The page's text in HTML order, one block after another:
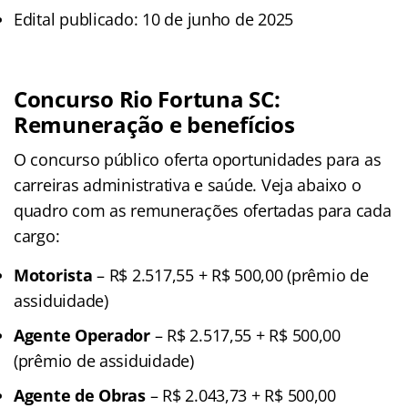
Edital publicado: 10 de junho de 2025
Concurso Rio Fortuna SC:
Remuneração e benefícios
O concurso público oferta oportunidades para as
carreiras administrativa e saúde. Veja abaixo o
quadro com as remunerações ofertadas para cada
cargo:
Motorista – R$ 2.517,55 + R$ 500,00 (prêmio de
assiduidade)
Agente Operador– R$ 2.517,55 + R$ 500,00
(prêmio de assiduidade)
Agente de Obras– R$ 2.043,73 + R$ 500,00